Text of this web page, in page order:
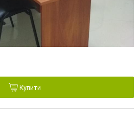
Купити